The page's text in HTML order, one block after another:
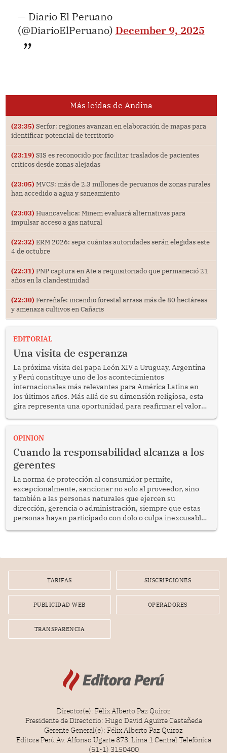
— Diario El Peruano
(@DiarioElPeruano) December 9, 2025
Más leídas de Andina
(23:35) Serfor: regiones avanzan en elaboración de mapas para
identificar potencial de territorio
(23:19) SIS es reconocido por facilitar traslados de pacientes
críticos desde zonas alejadas
(23:05) MVCS: más de 2.3 millones de peruanos de zonas rurales
han accedido a agua y saneamiento
(23:03) Huancavelica: Minem evaluará alternativas para
impulsar acceso a gas natural
(22:32) ERM 2026: sepa cuántas autoridades serán elegidas este
4 de octubre
(22:31) PNP captura en Ate a requisitoriado que permaneció 21
años en la clandestinidad
(22:30) Ferreñafe: incendio forestal arrasa más de 80 hectáreas
y amenaza cultivos en Cañaris
EDITORIAL
Una visita de esperanza
La próxima visita del papa León XIV a Uruguay, Argentina
y Perú constituye uno de los acontecimientos
internacionales más relevantes para América Latina en
los últimos años. Más allá de su dimensión religiosa, esta
gira representa una oportunidad para reafirmar el valor
enfrenta desafíos en materia de desarrollo, cohesión
OPINION
Cuando la responsabilidad alcanza a los
gerentes
La norma de protección al consumidor permite,
excepcionalmente, sancionar no solo al proveedor, sino
también a las personas naturales que ejercen su
dirección, gerencia o administración, siempre que estas
personas hayan participado con dolo o culpa inexcusable
por la frustrada realización de un meet and greet con
TARIFAS SUSCRIPCIONES
PUBLICIDAD WEB OPERADORES
TRANSPARENCIA
Director(e): Félix Alberto Paz Quiroz
Presidente de Directorio: Hugo David Aguirre Castañeda
Gerente General(e): Félix Alberto Paz Quiroz
Editora Perú Av. Alfonso Ugarte 873, Lima 1 Central Telefónica
(51-1) 3150400